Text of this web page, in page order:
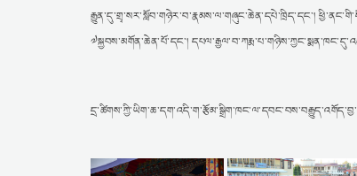
རྒྱུན་དུ་གྲྭ་སར་སློབ་གཉེར་བ་རྣམས་ལ་གཞུང་ཆེན་དཔེ་ཁྲིད་དང་།
༧སྐྱབས་མགོན་ཆེན་པོ་དང་།